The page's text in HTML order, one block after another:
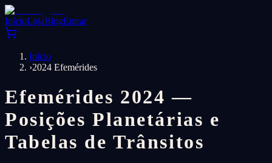
InícioLojaBlogEntrar
Início
›2024 Efemérides
Efemérides 2024 —
Posições Planetárias e
Tabelas de Trânsitos